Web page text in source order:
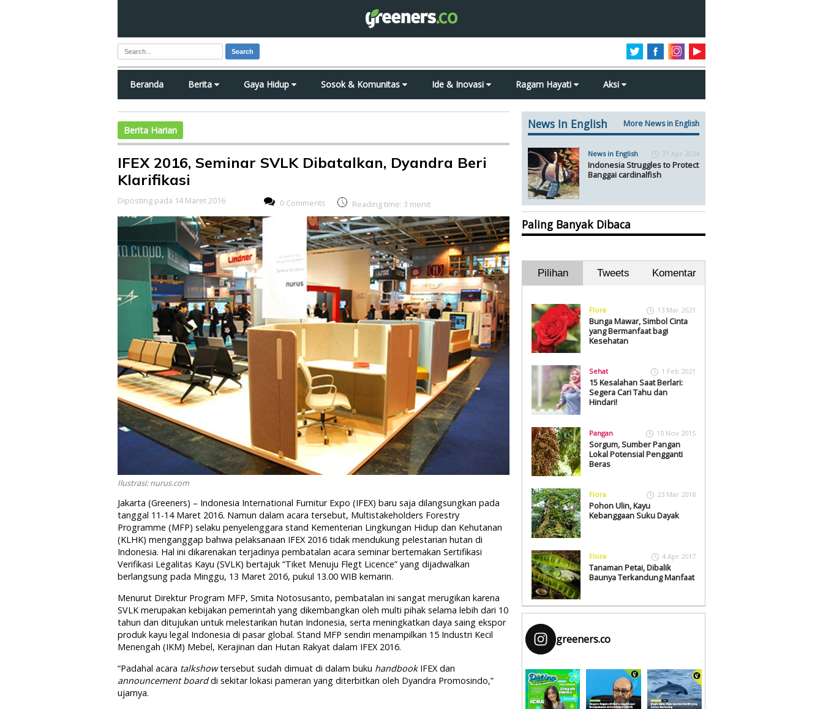
Search
Beranda Berita Gaya Hidup Sosok & Komunitas Ide & Inovasi Ragam Hayati Aksi
Berita Harian
IFEX 2016, Seminar SVLK Dibatalkan, Dyandra Beri
Klarifikasi
Diposting pada 14 Maret 2016 0 Comments Reading time: 3 menit
Ilustrasi: nurus.com
Jakarta (Greeners) – Indonesia International Furnitur Expo (IFEX) baru saja dilangsungkan pada
tanggal 11-14 Maret 2016. Namun dalam acara tersebut, Multistakeholders Forestry
Programme (MFP) selaku penyelenggara stand Kementerian Lingkungan Hidup dan Kehutanan
(KLHK) menganggap bahwa pelaksanaan IFEX 2016 tidak mendukung pelestarian hutan di
Indonesia. Hal ini dikarenakan terjadinya pembatalan acara seminar bertemakan Sertifikasi
Verifikasi Legalitas Kayu (SVLK) bertajuk “Tiket Menuju Flegt Licence” yang dijadwalkan
berlangsung pada Minggu, 13 Maret 2016, pukul 13.00 WIB kemarin.
Menurut Direktur Program MFP, Smita Notosusanto, pembatalan ini sangat merugikan karena
SVLK merupakan kebijakan pemerintah yang dikembangkan oleh multi pihak selama lebih dari 10
tahun dan ditujukan untuk melestarikan hutan Indonesia, serta meningkatkan daya saing ekspor
produk kayu legal Indonesia di pasar global. Stand MFP sendiri menampilkan 15 Industri Kecil
Menengah (IKM) Mebel, Kerajinan dan Hutan Rakyat dalam IFEX 2016.
“Padahal acara talkshowtersebut sudah dimuat di dalam buku handbookIFEX dan
announcement boarddi sekitar lokasi pameran yang diterbitkan oleh Dyandra Promosindo,”
ujarnya.
News In English More News in English
News in English 21 Apr 2024
Indonesia Struggles to Protect
Banggai cardinalfish
Paling Banyak Dibaca
Pilihan Tweets Komentar
Flora 13 Mar 2021
Bunga Mawar, Simbol Cinta
yang Bermanfaat bagi
Kesehatan
Sehat 1 Feb 2021
15 Kesalahan Saat Berlari:
Segera Cari Tahu dan
Hindari!
Pangan 10 Nov 2015
Sorgum, Sumber Pangan
Lokal Potensial Pengganti
Beras
Flora 23 Mar 2018
Pohon Ulin, Kayu
Kebanggaan Suku Dayak
Flora 4 Apr 2017
Tanaman Petai, Dibalik
Baunya Terkandung Manfaat
greeners.co